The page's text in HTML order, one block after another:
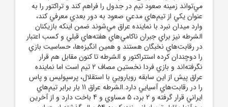
مي‌تواند زمينه صعود تيم در جدول را فراهم کند و تراکتور را به
عنوان يکي از تيم‌هاي مدعي صعود به دور بعدي معرفي کند،
وارد ميدان نبرد با نماينده عراق مي‌شوند ضمن اينکه بازيکنان
الشرطه نيز براي جبران ناکامي‌هاي هفته‌هاي قبلي و کسب اعتبار
در رقابت‌هاي نخبگان هستند و همين انگيزه‌ها، حساسيت بازي
را دوچندان کرده استتراکتور و الشرطه تا کنون مقابل هم قرار
نگرفته‌اند و بازي فردا نخستين مصاف 2 تيم است اما نماينده
عراق پيش از اين سابقه رويارويي با استقلال، پرسپوليس و پاس
را در رقابت‌هاي آسيايي دارد.الشرطه عراق 11 بار برابر تيم‌هاي
ايراني قرار گرفته و 2 برد، 5 مساوي و 4 باخت دارد و از آخرين